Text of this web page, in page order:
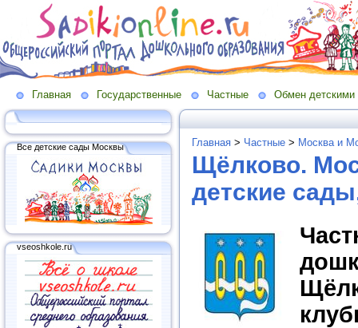
Главная Государственные Частные Обмен детскими
Все детские сады Москвы
vseoshkole.ru
Главная > Частные > Москва и
Щёлково.
детские